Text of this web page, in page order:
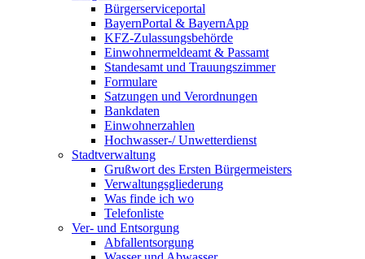
Bürgerserviceportal
BayernPortal & BayernApp
KFZ-Zulassungsbehörde
Einwohnermeldeamt & Passamt
Standesamt und Trauungszimmer
Formulare
Satzungen und Verordnungen
Bankdaten
Einwohnerzahlen
Hochwasser-/ Unwetterdienst
Stadtverwaltung
Grußwort des Ersten Bürgermeisters
Verwaltungsgliederung
Was finde ich wo
Telefonliste
Ver- und Entsorgung
Abfallentsorgung